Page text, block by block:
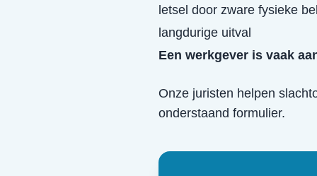
letsel door zware fysieke
langdurige uitval
Een werkgever is vaak
Onze juristen helpen
onderstaand formulier.